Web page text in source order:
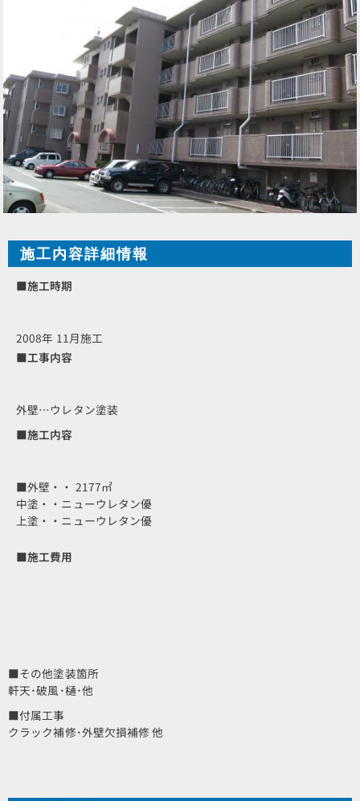
施工内容詳細情報
■施工時期
2008年 11月施工
■工事内容
外壁…ウレタン塗装
■施工内容
■外壁・・ 2177㎡
中塗・・ニューウレタン優
上塗・・ニューウレタン優
■施工費用
■その他塗装箇所
軒天･破風･樋･他
■付属工事
クラック補修･外壁欠損補修 他